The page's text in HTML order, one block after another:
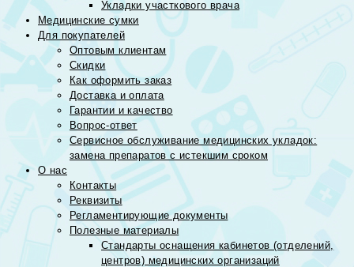
Укладки участкового врача
Медицинские сумки
Для покупателей
Оптовым клиентам
Скидки
Как оформить заказ
Доставка и оплата
Гарантии и качество
Вопрос-ответ
Сервисное обслуживание медицинских укладок:
замена препаратов с истекшим сроком
О нас
Контакты
Реквизиты
Регламентирующие документы
Полезные материалы
Стандарты оснащения кабинетов (отделений,
центров) медицинских организаций